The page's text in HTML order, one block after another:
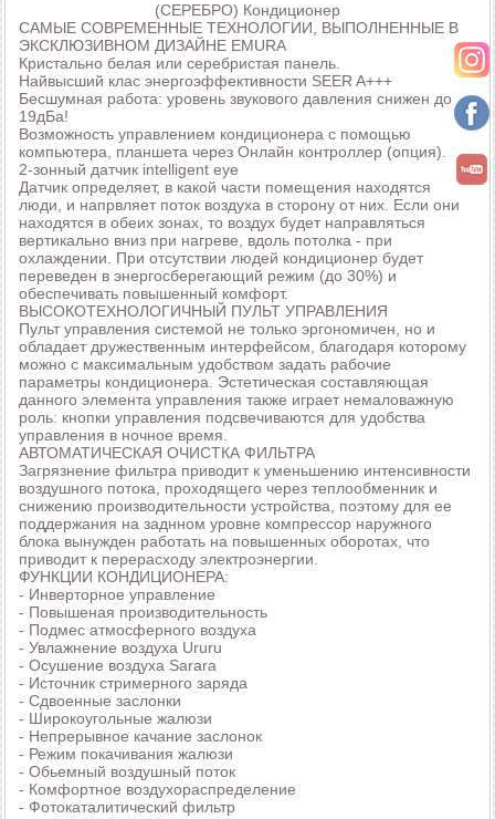
(СЕРЕБРО) Кондиционер
САМЫЕ СОВРЕМЕННЫЕ ТЕХНОЛОГИИ, ВЫПОЛНЕННЫЕ В
ЭКСКЛЮЗИВНОМ ДИЗАЙНЕ EMURA
Кристально белая или серебристая панель.
Найвысший клас энергоэффективности SEER A+++
Бесшумная работа: уровень звукового давления снижен до
19дБа!
Возможность управлением кондиционера с помощью
компьютера, планшета через Онлайн контроллер (опция).
2-зонный датчик intelligent eye
Датчик определяет, в какой части помещения находятся
люди, и напрвляет поток воздуха в сторону от них. Если они
находятся в обеих зонах, то воздух будет направляться
вертикально вниз при нагреве, вдоль потолка - при
охлаждении. При отсутствии людей кондиционер будет
переведен в энергосберегающий режим (до 30%) и
обеспечивать повышенный комфорт.
ВЫСОКОТЕХНОЛОГИЧНЫЙ ПУЛЬТ УПРАВЛЕНИЯ
Пульт управления системой не только эргономичен, но и
обладает дружественным интерфейсом, благодаря которому
можно с максимальным удобством задать рабочие
параметры кондиционера. Эстетическая составляющая
данного элемента управления также играет немаловажную
роль: кнопки управления подсвечиваются для удобства
управления в ночное время.
АВТОМАТИЧЕСКАЯ ОЧИСТКА ФИЛЬТРА
Загрязнение фильтра приводит к уменьшению интенсивности
воздушного потока, проходящего через теплообменник и
снижению производительности устройства, поэтому для ее
поддержания на заднном уровне компрессор наружного
блока вынужден работать на повышенных оборотах, что
приводит к перерасходу электроэнергии.
ФУНКЦИИ КОНДИЦИОНЕРА:
- Инверторное управление
- Повышеная производительность
- Подмес атмосферного воздуха
- Увлажнение воздуха Ururu
- Осушение воздуха Sarara
- Источник стримерного заряда
- Сдвоенные заслонки
- Широкоугольные жалюзи
- Непрерывное качание заслонок
- Режим покачивания жалюзи
- Обьемный воздушный поток
- Комфортное воздухораспределение
- Фотокаталитический фильтр